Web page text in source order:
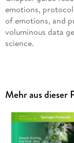
emotions,
of emotions, and
voluminous data
science.
materials, and
to give them the
new challenges in
Mehr aus dieser